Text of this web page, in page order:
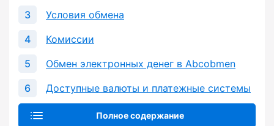
Условия обмена
Комиссии
Обмен электронных денег в Abcobmen
Доступные валюты и платежные системы
Полное содержание